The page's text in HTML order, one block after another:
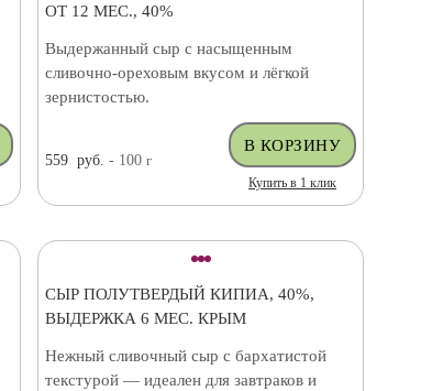
ОТ 12 МЕС., 40%
Выдержанный сыр с насыщенным
сливочно-ореховым вкусом и лёгкой
зернистостью.
559 руб. - 100г
Купить в 1 клик
СЫР ПОЛУТВЕРДЫЙ КИПИА, 40%,
ВЫДЕРЖКА 6 МЕС. КРЫМ
Нежный сливочный сыр с бархатистой
текстурой — идеален для завтраков и